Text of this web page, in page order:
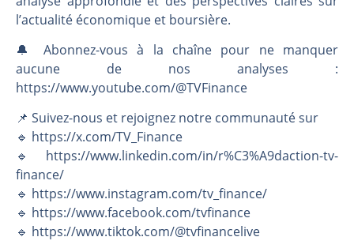
l’actualité économique et boursière.
🔔 Abonnez-vous à la chaîne pour ne manquer
aucune de nos analyses :
https://www.youtube.com/@TVFinance
📌 Suivez-nous et rejoignez notre communauté sur
🔹 https://x.com/TV_Finance
🔹 https://www.linkedin.com/in/r%C3%A9daction-tv-
finance/
🔹 https://www.instagram.com/tv_finance/
🔹 https://www.facebook.com/tvfinance
🔹 https://www.tiktok.com/@tvfinancelive